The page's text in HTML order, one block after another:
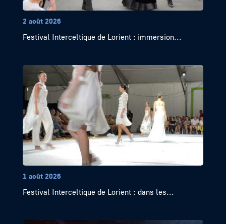
2 août 2026
Festival Interceltique de Lorient : immersion...
1 août 2026
Festival Interceltique de Lorient : dans les...